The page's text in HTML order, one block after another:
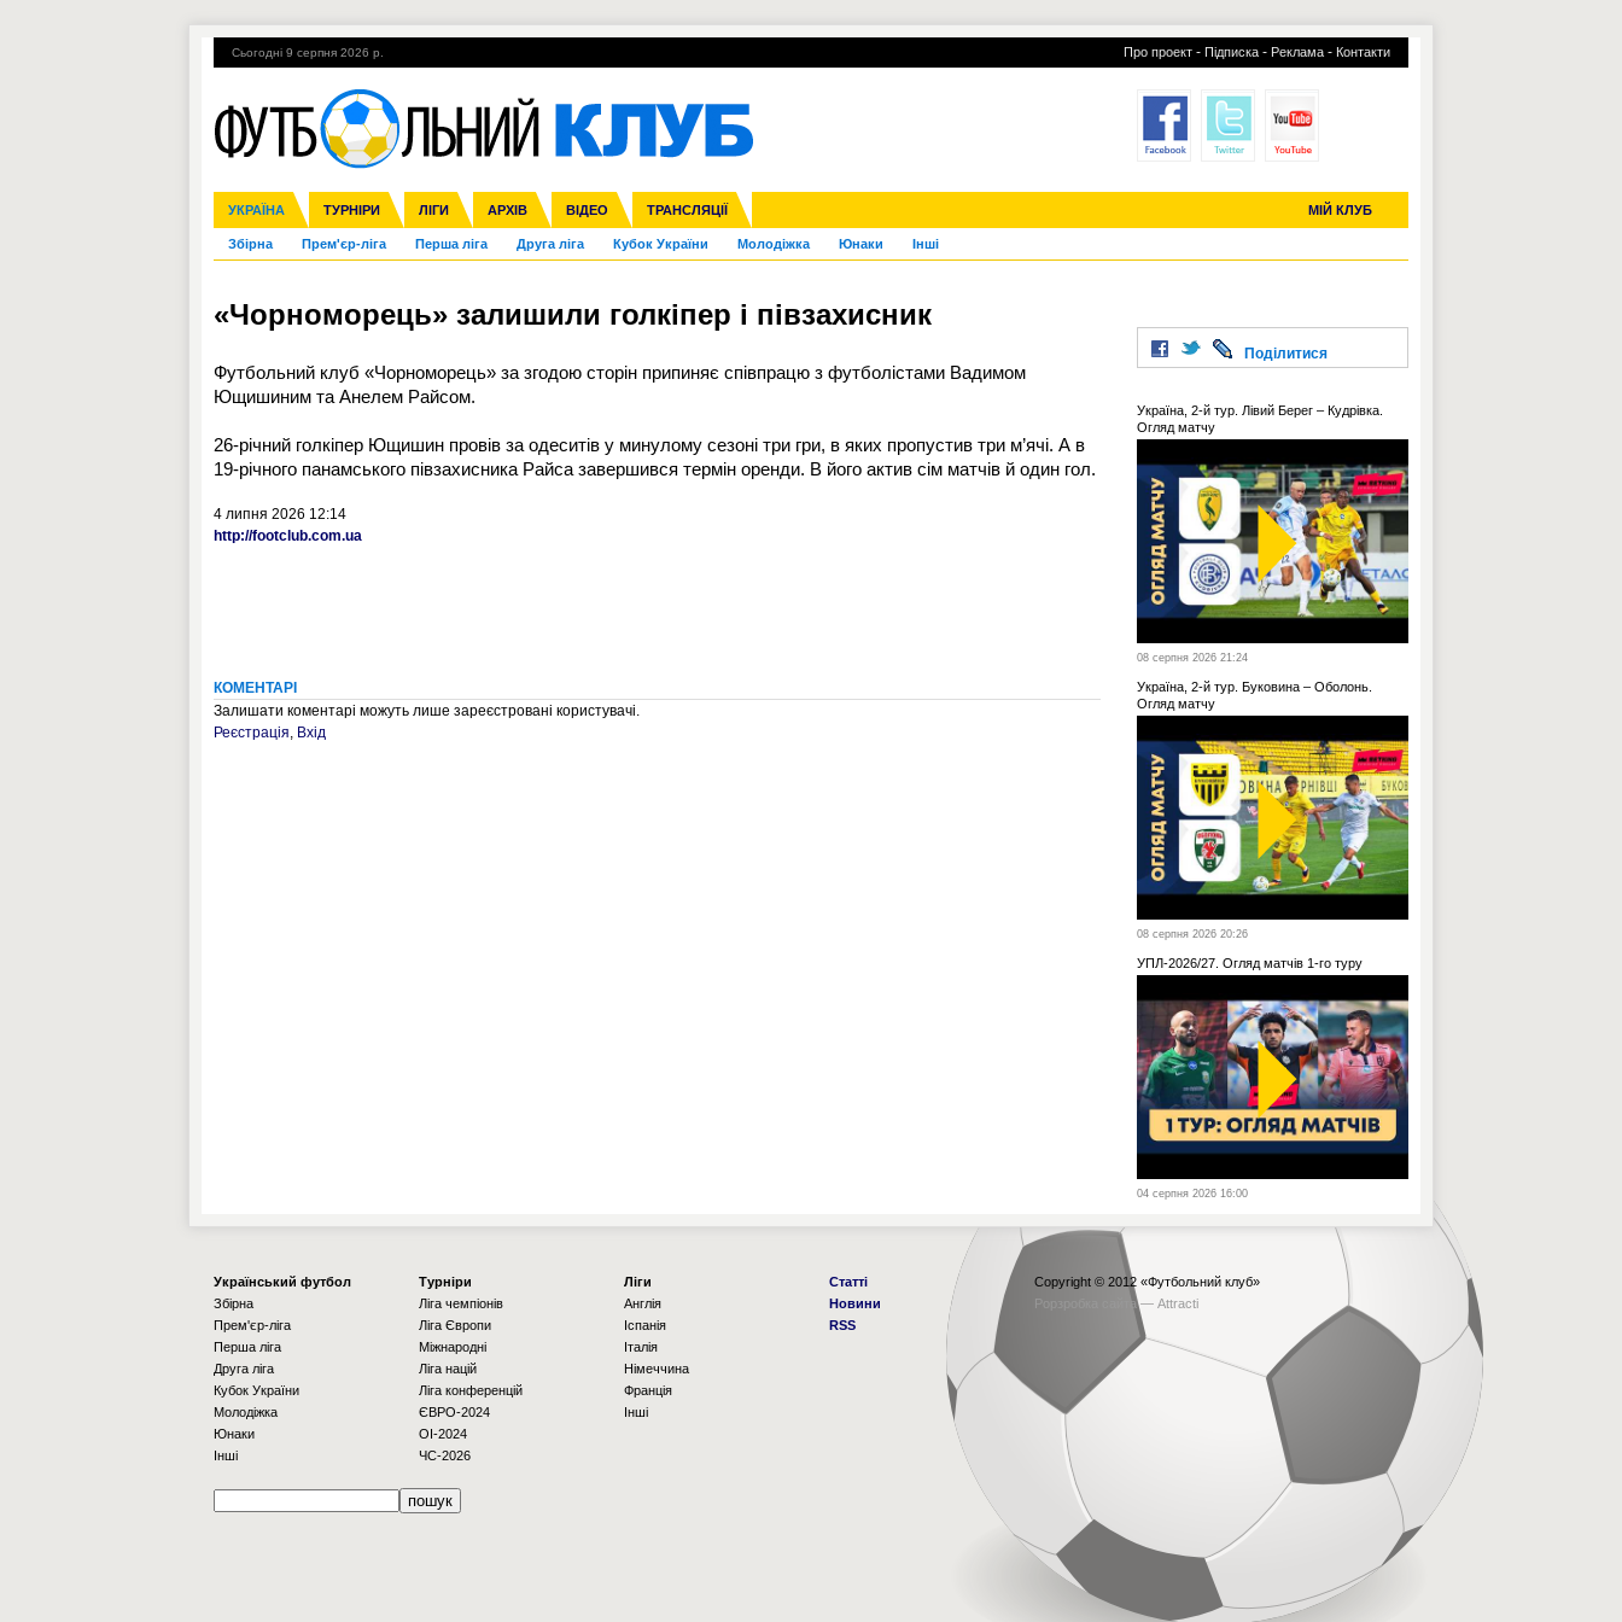
Сьогодні 9 серпня 2026 р. Про проект - Підписка - Реклама - Контакти
УКРАЇНА ТУРНІРИ ЛІГИ АРХІВ ВІДЕО ТРАНСЛЯЦІЇ МІЙ КЛУБ
Збірна Прем'єр-ліга Перша ліга Друга ліга Кубок України Молодіжка Юнаки Інші
Ліга чемпіонів Ліга Європи Міжнародні Ліга націй Ліга конференцій
Англія Іспанія Італія Німеччина Франція Інші
ЧС-2014 ЄВРО-2016 Росія Кубок конфедерацій ЧЄ-2015 (U-21)
Гарячі теми УПЛ, 2-й тур ВІЙНА УПЛ-ПЕРЕХОДИ УСІ ТРАНСФЕРИ
«Чорноморець» залишили голкіпер і півзахисник
Футбольний клуб «Чорноморець» за згодою сторін припиняє співпрацю з футболістами Вадимом
Ющишиним та Анелем Райсом.
26-річний голкіпер Ющишин провів за одеситів у минулому сезоні три гри, в яких пропустив три м’ячі. А в
19-річного панамського півзахисника Райса завершився термін оренди. В його актив сім матчів й один гол.
4 липня 2026 12:14
http://footclub.com.ua
КОМЕНТАРІ
Залишати коментарі можуть лише зареєстровані користувачі.
Реєстрація, Вхід
Поділитися
Україна, 2-й тур. Лівий Берег – Кудрівка.
Огляд матчу
08 серпня 2026 21:24
Україна, 2-й тур. Буковина – Оболонь.
Огляд матчу
08 серпня 2026 20:26
УПЛ-2026/27. Огляд матчів 1-го туру
04 серпня 2026 16:00
Українcький футбол
Збірна
Прем'єр-ліга
Перша ліга
Друга ліга
Кубок України
Молодіжка
Юнаки
Інші
Турніри
Ліга чемпіонів
Ліга Європи
Міжнародні
Ліга націй
Ліга конференцій
ЄВРО-2024
OI-2024
ЧС-2026
Ліги
Англія
Іспанія
Італія
Німеччина
Франція
Інші
Статті
Новини
RSS
Copyright © 2012 «Футбольний клуб»
Рорзробка сайта — Attracti